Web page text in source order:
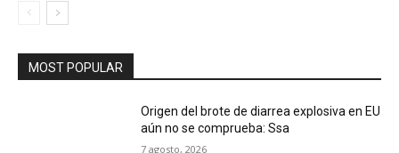
MOST POPULAR
Origen del brote de diarrea explosiva en EU
aún no se comprueba: Ssa
7 agosto, 2026